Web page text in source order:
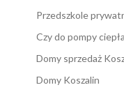
Przedszkole
Czy do pompy
Domy sprzedaż
Domy Koszalin